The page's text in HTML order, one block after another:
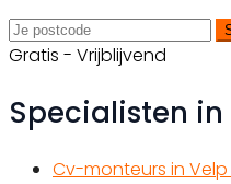
Gratis - Vrijblijvend
Specialisten
Cv-monteurs in Velp